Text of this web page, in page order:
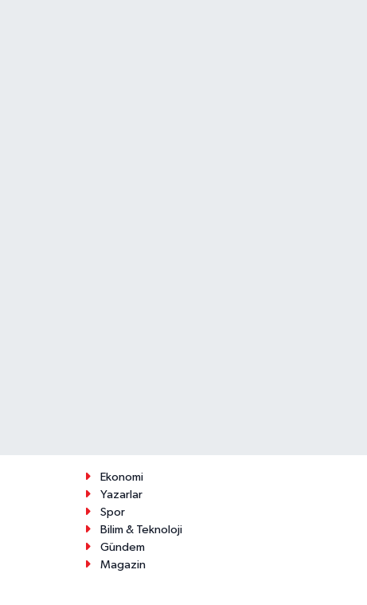
Ekonomi
Yazarlar
Spor
Bilim & Teknoloji
Gündem
Magazin